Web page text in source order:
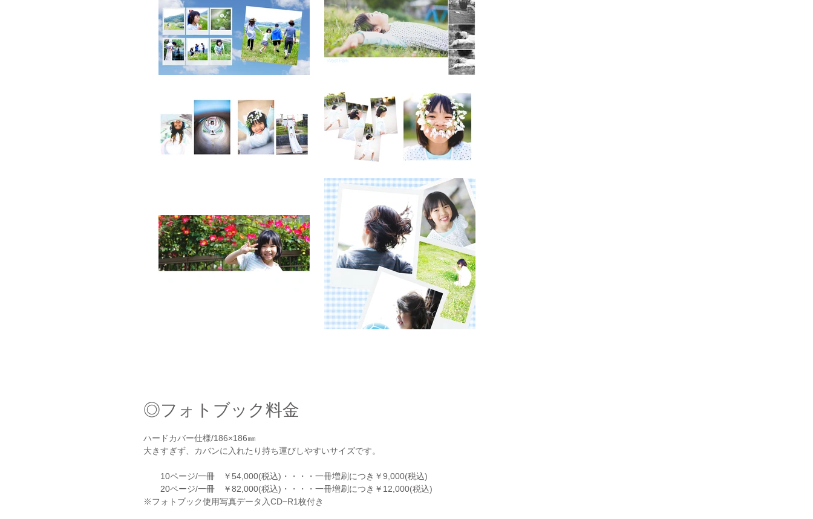
◎フォトブック料金
ハードカバー仕様/186×186㎜
大きすぎず、カバンに入れたり持ち運びしやすいサイズです。
10ページ/一冊 ￥54,000(税込)・・・・一冊増刷につき￥9,000(税込)
20ページ/一冊 ￥82,000(税込)・・・・一冊増刷につき￥12,000(税込)
※フォトブック使用写真データ入CD−R1枚付き